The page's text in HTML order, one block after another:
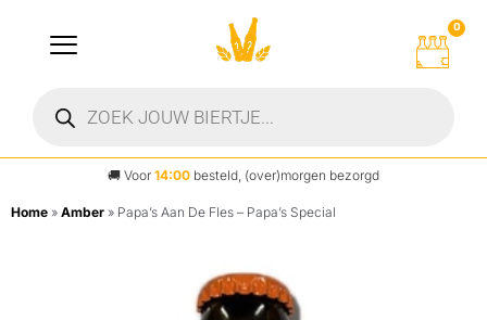
0
🚚 Voor 14:00 besteld, (over)morgen bezorgd
Home » Amber » Papa’s Aan De Fles – Papa’s Special